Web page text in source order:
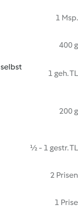
1 Msp.
400 g
1 geh. TL
200 g
½ - 1 gestr. TL
2 Prisen
1 Prise